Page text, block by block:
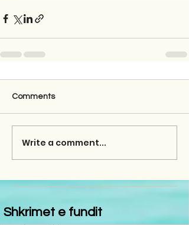
Comments
Write a comment...
Shkrimet e fundit